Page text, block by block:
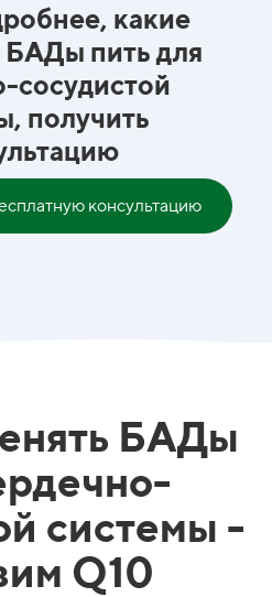
какие
пить для
сосудистой
получить
консультацию
БАДы
системы -
Q10